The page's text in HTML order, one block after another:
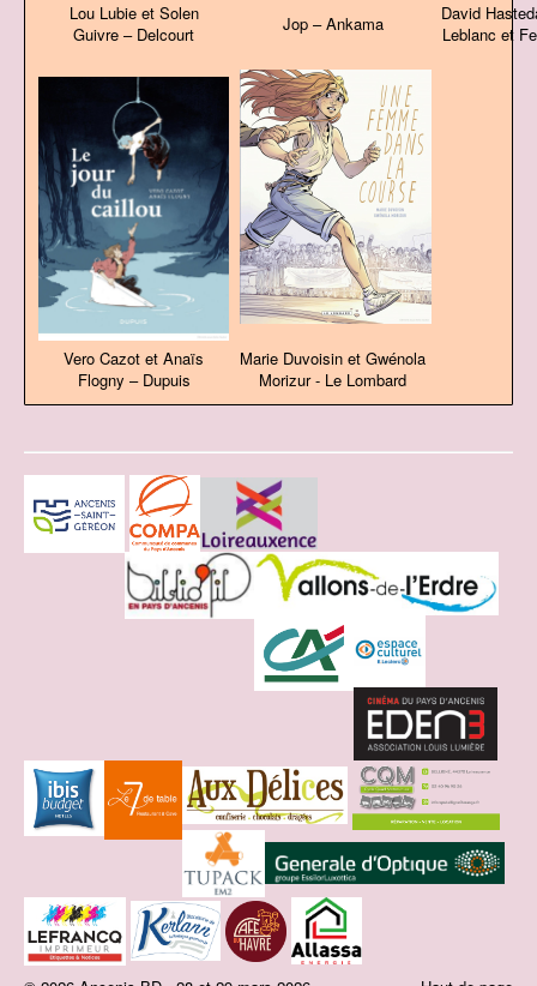
Lou Lubie et Solen
Guivre – Delcourt
Jop – Ankama
David
Leblanc et
Vero Cazot et Anaïs
Flogny – Dupuis
Marie Duvoisin et Gwénola
Morizur - Le Lombard